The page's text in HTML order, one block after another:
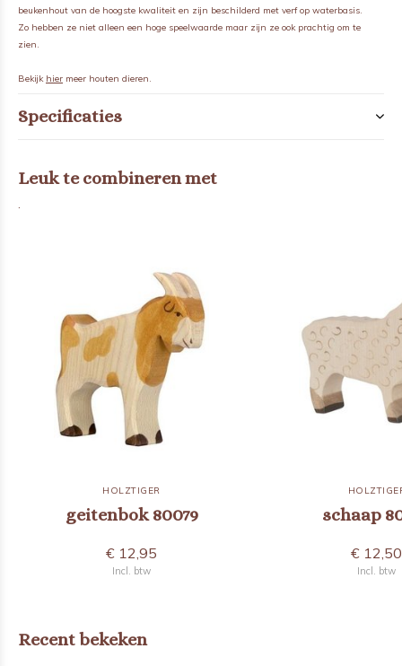
beukenhout van de hoogste kwaliteit en zijn beschilderd met verf op waterbasis.
Zo hebben ze niet alleen een hoge speelwaarde maar zijn ze ook prachtig om te
zien.
Bekijk hier meer houten dieren.
Specificaties
Leuk te combineren met
.
HOLZTIGER
geitenbok 80079
€ 12,95
Incl. btw
schaap
€ 12,50
Incl. btw
Recent bekeken